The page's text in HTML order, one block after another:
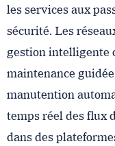
les services aux
sécurité. Les
gestion intelligente
maintenance
manutention
temps réel des flux
dans des